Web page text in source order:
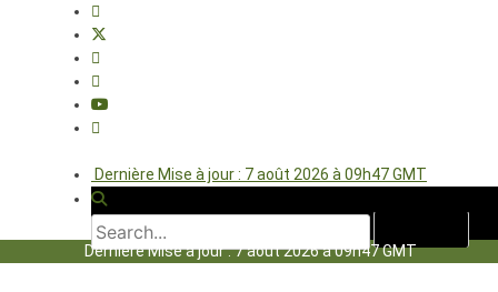
Dernière Mise à jour : 7 août 2026 à 09h47 GMT
Dernière Mise à jour : 7 août 2026 à 09h47 GMT